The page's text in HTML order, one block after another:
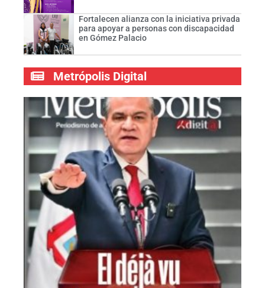
Fortalecen alianza con la iniciativa privada
para apoyar a personas con discapacidad
en Gómez Palacio
Metrópolis Digital